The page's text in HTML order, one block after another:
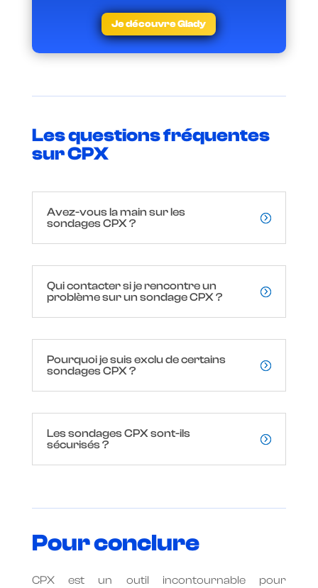
Je découvre Glady
Les questions fréquentes
sur CPX
Avez-vous la main sur les
sondages CPX ?
Qui contacter si je rencontre un
problème sur un sondage CPX ?
Pourquoi je suis exclu de certains
sondages CPX ?
Les sondages CPX sont-ils
sécurisés ?
Pour conclure
CPX est un outil incontournable pour